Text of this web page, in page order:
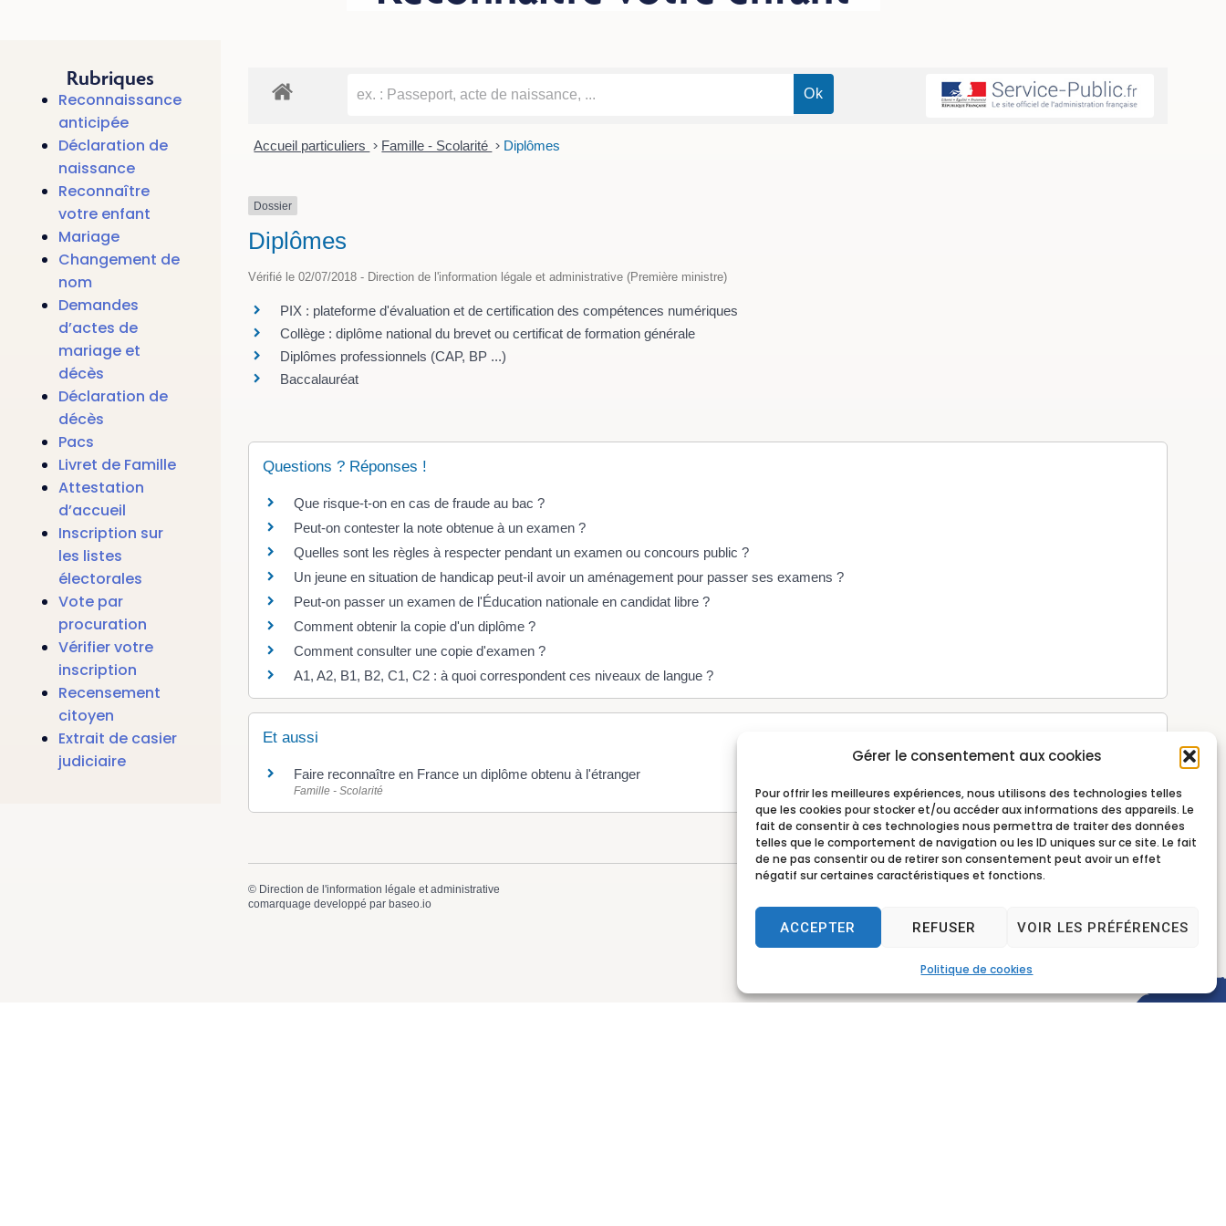
Gérer le consentement aux cookies
Pour offrir les meilleures expériences, nous utilisons des technologies telles
que les cookies pour stocker et/ou accéder aux informations des appareils. Le
fait de consentir à ces technologies nous permettra de traiter des données
telles que le comportement de navigation ou les ID uniques sur ce site. Le fait
de ne pas consentir ou de retirer son consentement peut avoir un effet
négatif sur certaines caractéristiques et fonctions.
ACCEPTER REFUSER VOIR LES PRÉFÉRENCES
Politique de cookies
Rubriques
Reconnaissance
anticipée
Déclaration de
naissance
Reconnaître
votre enfant
Mariage
Changement de
nom
Demandes
d’actes de
mariage et
décès
Déclaration de
décès
Pacs
Livret de Famille
Attestation
d’accueil
Inscription sur
les listes
électorales
Vote par
procuration
Vérifier votre
inscription
Recensement
citoyen
Extrait de casier
judiciaire
Accueil particuliers > Famille - Scolarité > Diplômes
Dossier
Diplômes
Vérifié le 02/07/2018 - Direction de l'information légale et administrative (Première ministre)
PIX : plateforme d'évaluation et de certification des compétences numériques
Collège : diplôme national du brevet ou certificat de formation générale
Diplômes professionnels (CAP, BP ...)
Baccalauréat
Questions ? Réponses !
Que risque-t-on en cas de fraude au bac ?
Peut-on contester la note obtenue à un examen ?
Quelles sont les règles à respecter pendant un examen ou concours public ?
Un jeune en situation de handicap peut-il avoir un aménagement pour passer ses examens ?
Peut-on passer un examen de l'Éducation nationale en candidat libre ?
Comment obtenir la copie d'un diplôme ?
Comment consulter une copie d'examen ?
A1, A2, B1, B2, C1, C2 : à quoi correspondent ces niveaux de langue ?
Et aussi
Faire reconnaître en France un diplôme obtenu à l'étranger
Famille - Scolarité
© Direction de l'information légale et administrative
comarquage developpé par baseo.io